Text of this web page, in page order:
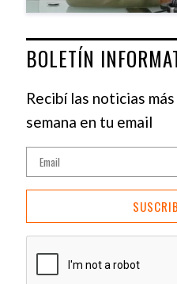
BOLETÍN
Recibí las noticias
semana en tu email